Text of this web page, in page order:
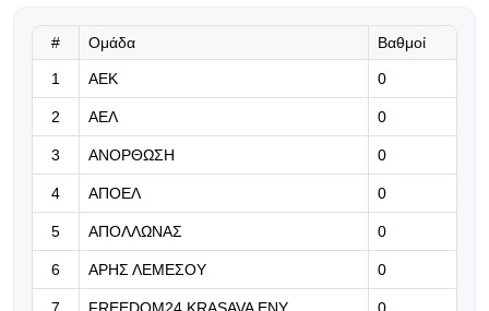
«Μπορούμε να βασιστούμε σε
όλους τους παίκτες μας»
06.08.2026 | 23:06
Έχασε από την Άντερλεχτ ο ΠΑΟΚ,
06.08.2026 | 22:59
«Η διαδρομή της γαλαζοκίτρινης
# Ομάδα Βαθμοί
1 ΑΕΚ 0
2 ΑΕΛ 0
3 ΑΝΟΡΘΩΣΗ 0
4 ΑΠΟΕΛ 0
5 ΑΠΟΛΛΩΝΑΣ 0
6 ΑΡΗΣ ΛΕΜΕΣΟΥ 0